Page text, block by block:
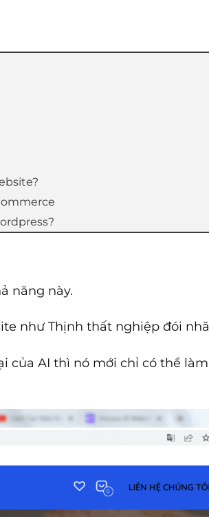
năng này.
như Thịnh thất nghiệp đói
của AI thì nó mới chỉ có thể